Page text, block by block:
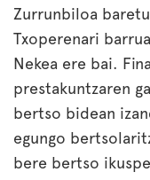
Zurrunbiloa
Txoperenari
Nekea ere bai.
prestakuntzaren
bertso bidean
egungo
bere bertso